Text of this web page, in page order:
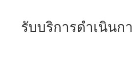
รับบริการดำเนิน